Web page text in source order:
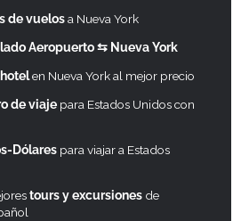
de vuelosa Nueva York
Aeropuerto ⇆ Nueva York
en Nueva York al mejor precio
de viaje para Estados Unidos con
Dólares para viajar a Estados
tours y excursiones de